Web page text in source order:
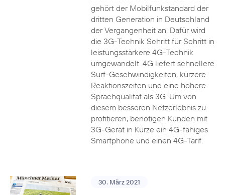
gehört der Mobilfunkstandard der
dritten Generation in Deutschland
der Vergangenheit an. Dafür wird
die 3G-Technik Schritt für Schritt in
leistungsstärkere 4G-Technik
umgewandelt. 4G liefert schnellere
Surf-Geschwindigkeiten, kürzere
Reaktionszeiten und eine höhere
Sprachqualität als 3G. Um von
diesem besseren Netzerlebnis zu
profitieren, benötigen Kunden mit
3G-Gerät in Kürze ein 4G-fähiges
Smartphone und einen 4G-Tarif.
30. März 2021